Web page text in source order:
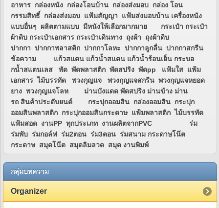
อาหาร กล่องหนัง กล่องโอนบ้าน กล่องส่งมอบ กล่อง โอน
กรรมสิทธิ์ กล่องส่งมอบ แฟ้มสัญญา แฟ้มส่งมอบบ้าน เครื่องหนัง
แบบอื่นๆ ผลิตตามแบบ มีหนังให้เลือกมากมาย กระเป๋า กระเป๋า
ผ้าดิบ กระเป๋าเอกสาร กระเป๋าเดินทาง ถุงผ้า ถุงผ้าดิบ
ปากกา ปากกาพลาสติก ปากกาโลหะ ปากกาลูกลื่น ปากกาสกรีน
ข้อความ แก้วสแตน แก้วน้ำสแตน แก้วน้ำร้อนเย็น กระบอ
กน้ำสแตนเลส พัด พัดพลาสติก พัดสปริง พัดpp แฟ้มใส แฟ้ม
เอกสาร ไม้บรรทัด พวงกุญแจ พวงกุญแจสกรีน พวงกุญแจหยอด
ยาง พวงกุญแจโลห ม่านบังแดด พัดสปริง ม่านข้าง ม่าน
รถ สินค้าประดับยนต์ กระปุกออมสิน กล่องออมสิน กระปุก
ออมสินพลาสติก กระปุกออมสินกระดาษ แฟ้มพลาสติก ไม้บรรทัด
แฟ้มสอด งานPP ทุกประเภท งานผลิตจากPVC ร่ม
ร่มพับ ร่มกอล์ฟ ร่ม2ตอน ร่ม3ตอน ร่มสนาม กระดาษโน๊ต
กระดาษ สมุดโน๊ต สมุดลิมลวด สมุด งานพิมพ์
กลุ่มบทความ
Organizer